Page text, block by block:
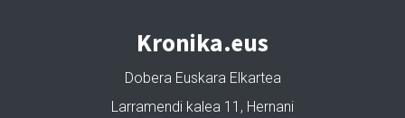
Kronika.eus
Dobera Euskara Elkartea
Larramendi kalea 11, Hernani